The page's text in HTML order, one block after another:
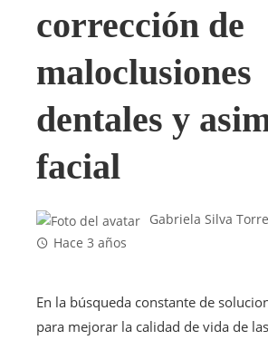
corrección de
maloclusiones
dentales y
facial
Gabriela Silva
Hace 3 años
En la búsqueda constante de
para mejorar la calidad de vida de